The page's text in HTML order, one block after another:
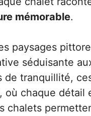
mémorable.
paysages
séduisante
de tranquillité,
où chaque détail
chalets